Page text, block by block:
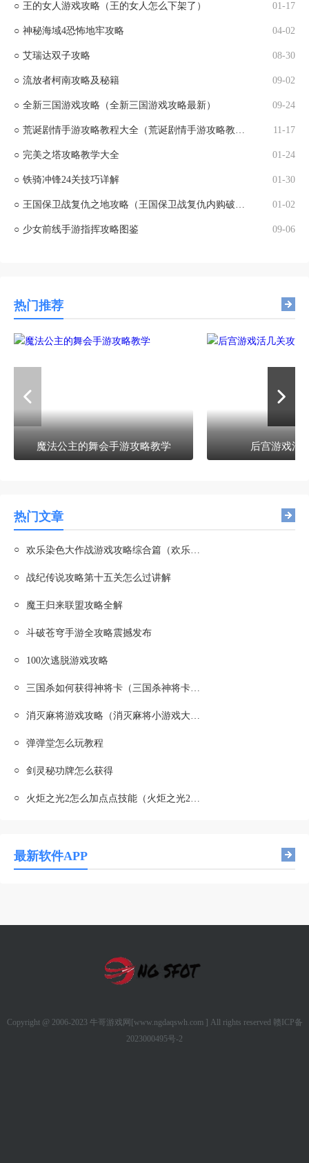
○ 王的女人游戏攻略（王的女人怎么下架了） 01-17
○ 神秘海域4恐怖地牢攻略 04-02
○ 艾瑞达双子攻略 08-30
○ 流放者柯南攻略及秘籍 09-02
○ 全新三国游戏攻略（全新三国游戏攻略最新） 09-24
○ 荒诞剧情手游攻略教程大全（荒诞剧情手游攻略教程大全下载） 11-17
○ 完美之塔攻略教学大全 01-24
○ 铁骑冲锋24关技巧详解 01-30
○ 王国保卫战复仇之地攻略（王国保卫战复仇内购破解版） 01-02
○ 少女前线手游指挥攻略图鉴 09-06
热门推荐
魔法公主的舞会手游攻略教学 后宫游戏活
热门文章
○ 欢乐染色大作战游戏攻略综合篇（欢乐染色大作战游戏攻略综合篇怎么玩）
○ 战纪传说攻略第十五关怎么过讲解
○ 魔王归来联盟攻略全解
○ 斗破苍穹手游全攻略震撼发布
○ 100次逃脱游戏攻略
○ 三国杀如何获得神将卡（三国杀神将卡使用教程）
○ 消灭麻将游戏攻略（消灭麻将小游戏大全）
○ 弹弹堂怎么玩教程
○ 剑灵秘功牌怎么获得
○ 火炬之光2怎么加点点技能（火炬之光2所有技能要多少技能点）
最新软件APP
Copyright @ 2006-2023 牛哥游戏网[www.ngdaqswh.com ] All rights reserved 赣ICP备
2023000495号-2